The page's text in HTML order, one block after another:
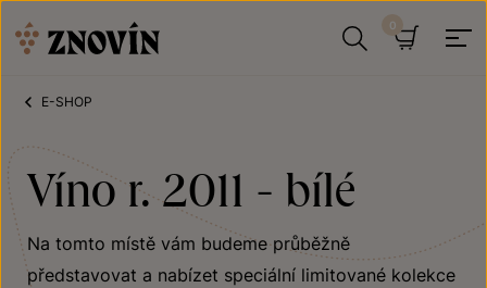
E-SHOP
Víno r. 2011 - bílé
Na tomto místě vám budeme průběžně
představovat a nabízet speciální limitované kolekce